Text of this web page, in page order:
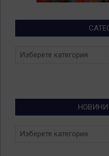
Categories
Новини